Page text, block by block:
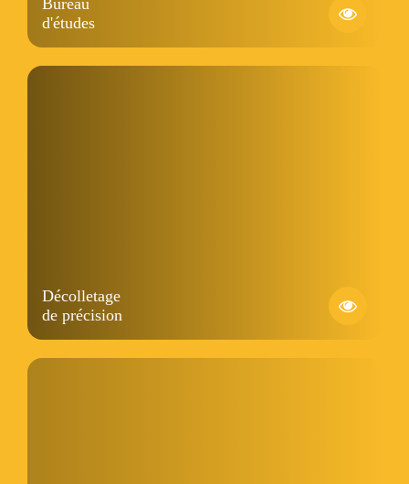
Bureau
d'études
Décolletage
de précision